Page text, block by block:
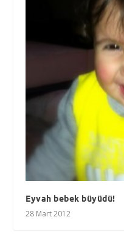
Eyvah bebek büyüdü!
28 Mart 2012